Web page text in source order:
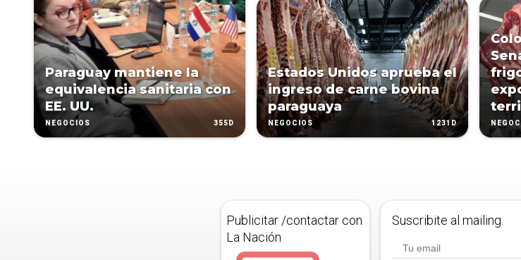
Paraguay mantiene la
equivalencia sanitaria con
EE. UU.
NEGOCIOS 355D
Estados Unidos aprueba el
ingreso de carne bovina
paraguaya
NEGOCIOS 1231D
Publicitar /contactar con
La Nación
Suscribite al mailing.